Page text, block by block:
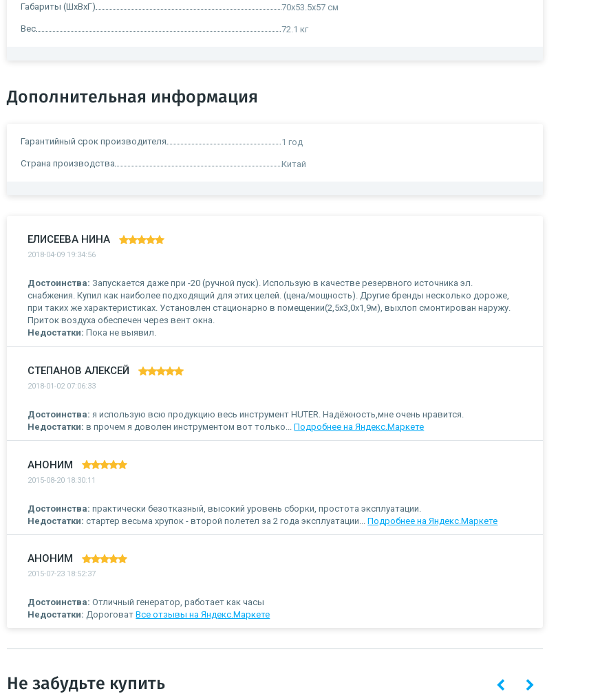
Габариты (ШxВxГ) 70х53.5х57 см
Вес 72.1 кг
Дополнительная информация
Гарантийный срок производителя 1 год
Страна производства Китай
ЕЛИСЕЕВА НИНА
2018-04-09 19:34:56
Достоинства: Запускается даже при -20 (ручной пуск). Использую в качестве резервного источника эл.
снабжения. Купил как наиболее подходящий для этих целей. (цена/мощность). Другие бренды несколько дороже,
при таких же характеристиках. Установлен стационарно в помещении(2,5х3,0х1,9м), выхлоп смонтирован наружу.
Приток воздуха обеспечен через вент окна.
Недостатки: Пока не выявил.
СТЕПАНОВ АЛЕКСЕЙ
2018-01-02 07:06:33
Достоинства: я использую всю продукцию весь инструмент HUTER. Надёжность,мне очень нравится.
Недостатки: в прочем я доволен инструментом вот только...Подробнее на Яндекс.Маркете
АНОНИМ
2015-08-20 18:30:11
Достоинства: практически безотказный, высокий уровень сборки, простота эксплуатации.
Недостатки: стартер весьма хрупок - второй полетел за 2 года эксплуатации...Подробнее на Яндекс.Маркете
АНОНИМ
2015-07-23 18:52:37
Достоинства: Отличный генератор, работает как часы
Недостатки: ДороговатВсе отзывы на Яндекс.Маркете
Не забудьте купить